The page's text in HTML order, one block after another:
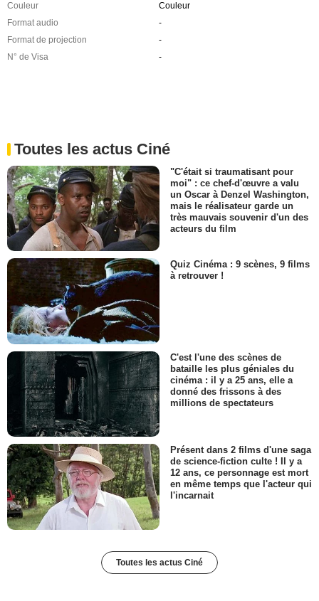
Couleur
Couleur
Format audio
-
Format de projection
-
N° de Visa
-
Toutes les actus Ciné
"C'était si traumatisant pour
moi" : ce chef-d'œuvre a valu
un Oscar à Denzel Washington,
mais le réalisateur garde un
très mauvais souvenir d'un des
acteurs du film
Quiz Cinéma : 9 scènes, 9 films
à retrouver !
C'est l'une des scènes de
bataille les plus géniales du
cinéma : il y a 25 ans, elle a
donné des frissons à des
millions de spectateurs
Présent dans 2 films d'une saga
de science-fiction culte ! Il y a
12 ans, ce personnage est mort
en même temps que l'acteur qui
l'incarnait
Toutes les actus Ciné